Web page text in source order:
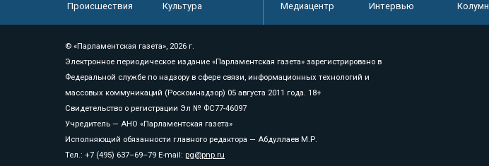
Происшествия
Культура
Медиацентр
Интервью
© «Парламентская газета», 2026 г.
Электронное периодическое издание «Парламентская газета» зарегистрировано в
Федеральной службе по надзору в сфере связи, информационных технологий и
массовых коммуникаций (Роскомнадзор) 05 августа 2011 года. 18+
Свидетельство о регистрации Эл № ФС77-46097
Учредитель — АНО «Парламентская газета»
Исполняющий обязанности главного редактора — Абдуллаев М.Р.
Тел.: +7 (495) 637–69–79 E-mail: pg@pnp.ru